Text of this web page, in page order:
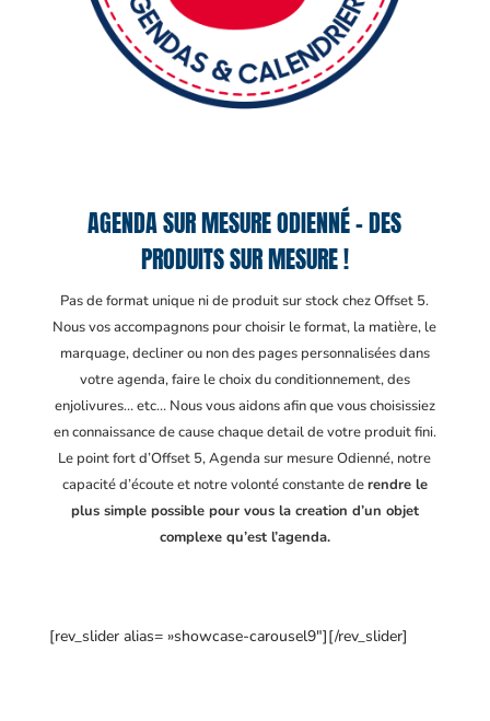
AGENDA SUR MESURE ODIENNÉ – DES
PRODUITS SUR MESURE !
Pas de format unique ni de produit sur stock chez Offset 5.
Nous vos accompagnons pour choisir le format, la matière, le
marquage, decliner ou non des pages personnalisées dans
votre agenda, faire le choix du conditionnement, des
enjolivures… etc… Nous vous aidons afin que vous choisissiez
en connaissance de cause chaque detail de votre produit fini.
Le point fort d’Offset 5, Agenda sur mesure Odienné, notre
capacité d’écoute et notre volonté constante derendre le
plus simple possible pour vous la creation d’un objet
complexe qu’est l’agenda.
[rev_slider alias= »showcase-carousel9″][/rev_slider]